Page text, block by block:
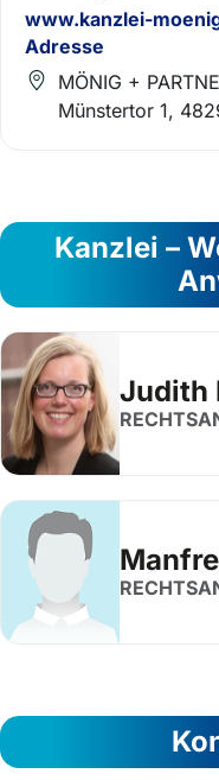
www.kanzlei-
Adresse
MÖNIG +
Münstertor 1,
Kanzlei –
Judith